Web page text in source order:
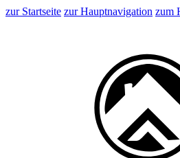
zur Startseite zur Hauptnavigation zum